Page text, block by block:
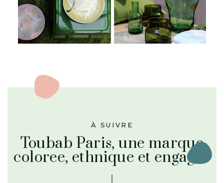
À SUIVRE
Toubab Paris, une marque
coloree, ethnique et engagee